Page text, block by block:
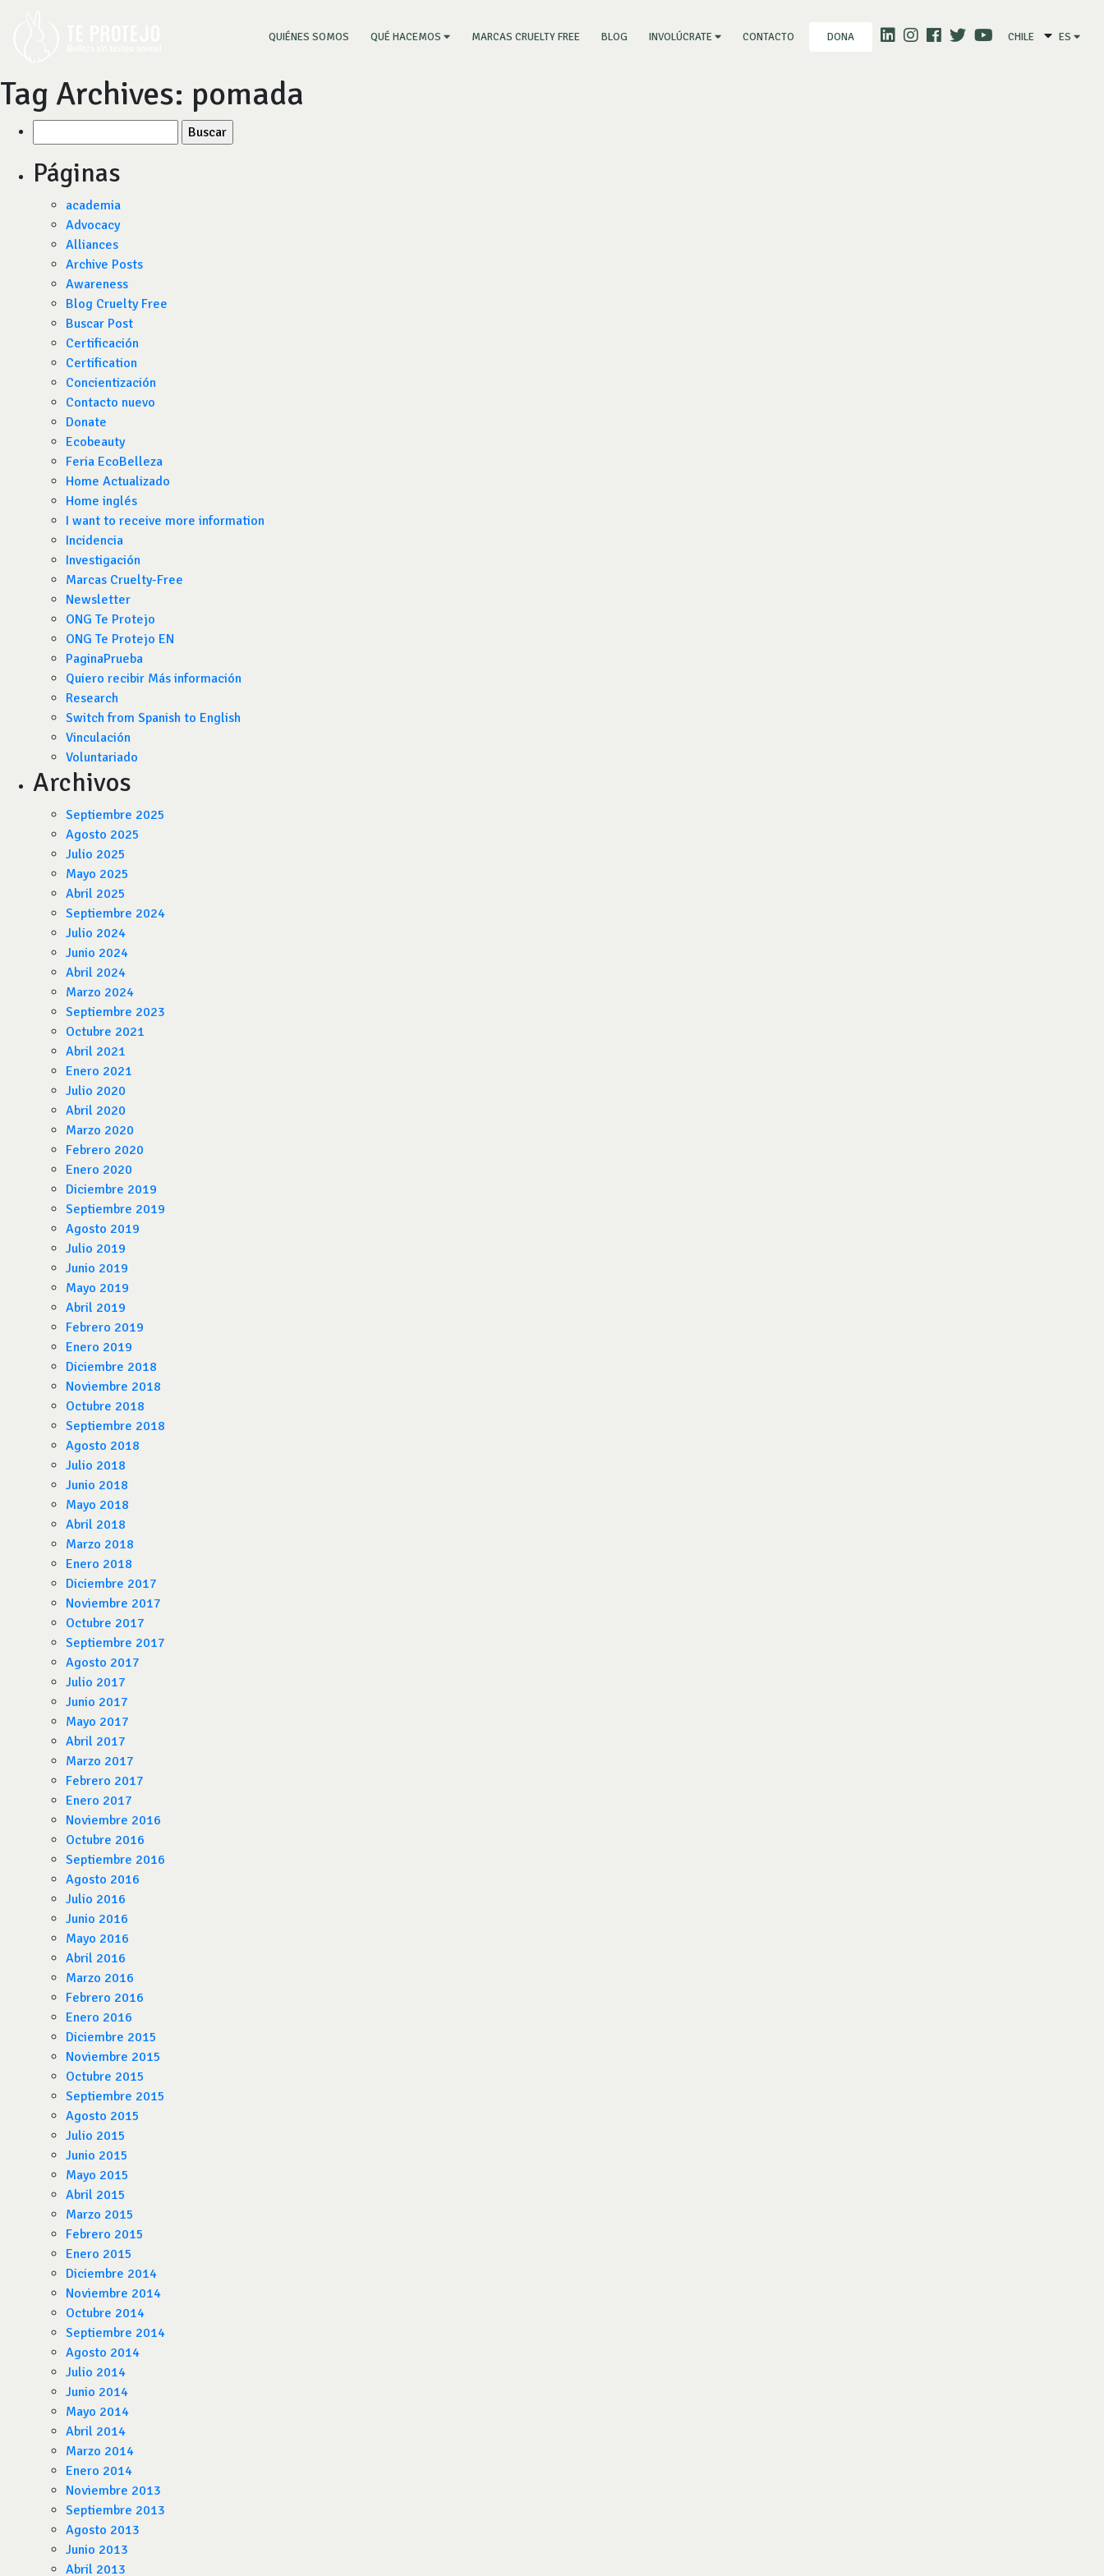
QUIÉNES SOMOS (CURRENT)
QUÉ HACEMOS MARCAS CRUELTY FREE BLOG INVOLÚCRATE CONTACTO DONA CHILE ES
Tag Archives: pomada
por:
Páginas
academia
Advocacy
Alliances
Archive Posts
Awareness
Blog Cruelty Free
Buscar Post
Certificación
Certification
Concientización
Contacto nuevo
Donate
Ecobeauty
Feria EcoBelleza
Home Actualizado
Home inglés
I want to receive more information
Incidencia
Investigación
Marcas Cruelty-Free
Newsletter
ONG Te Protejo
ONG Te Protejo EN
PaginaPrueba
Quiero recibir Más información
Research
Switch from Spanish to English
Vinculación
Voluntariado
Archivos
Septiembre 2025
Agosto 2025
Julio 2025
Mayo 2025
Abril 2025
Septiembre 2024
Julio 2024
Junio 2024
Abril 2024
Marzo 2024
Septiembre 2023
Octubre 2021
Abril 2021
Enero 2021
Julio 2020
Abril 2020
Marzo 2020
Febrero 2020
Enero 2020
Diciembre 2019
Septiembre 2019
Agosto 2019
Julio 2019
Junio 2019
Mayo 2019
Abril 2019
Febrero 2019
Enero 2019
Diciembre 2018
Noviembre 2018
Octubre 2018
Septiembre 2018
Agosto 2018
Julio 2018
Junio 2018
Mayo 2018
Abril 2018
Marzo 2018
Enero 2018
Diciembre 2017
Noviembre 2017
Octubre 2017
Septiembre 2017
Agosto 2017
Julio 2017
Junio 2017
Mayo 2017
Abril 2017
Marzo 2017
Febrero 2017
Enero 2017
Noviembre 2016
Octubre 2016
Septiembre 2016
Agosto 2016
Julio 2016
Junio 2016
Mayo 2016
Abril 2016
Marzo 2016
Febrero 2016
Enero 2016
Diciembre 2015
Noviembre 2015
Octubre 2015
Septiembre 2015
Agosto 2015
Julio 2015
Junio 2015
Mayo 2015
Abril 2015
Marzo 2015
Febrero 2015
Enero 2015
Diciembre 2014
Noviembre 2014
Octubre 2014
Septiembre 2014
Agosto 2014
Julio 2014
Junio 2014
Mayo 2014
Abril 2014
Marzo 2014
Enero 2014
Noviembre 2013
Septiembre 2013
Agosto 2013
Junio 2013
Abril 2013